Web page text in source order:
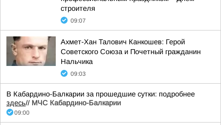
строителя
09:07
Ахмет-Хан Талович Канкошев: Герой
Советского Союза и Почетный гражданин
Нальчика
09:03
В Кабардино-Балкарии за прошедшие сутки: подробнее
здесь// МЧС Кабардино-Балкарии
09:00